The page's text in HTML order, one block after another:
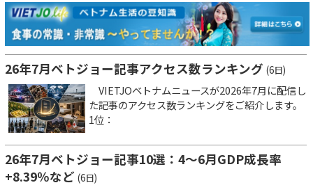
26年7月ベトジョー記事アクセス数ランキング (6日)
VIETJOベトナムニュースが2026年7月に配信し
た記事のアクセス数ランキングをご紹介します。
1位：
26年7月ベトジョー記事10選：4～6月GDP成長率
+8.39％など (6日)